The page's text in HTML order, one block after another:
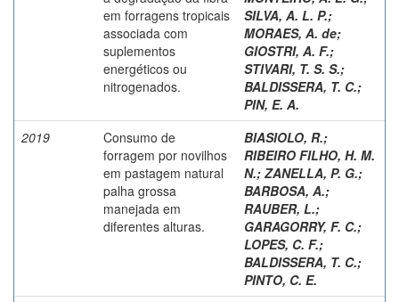
em forragens tropicais
associada com
suplementos
energéticos ou
nitrogenados.
SILVA, A. L. P.;
MORAES, A. de;
GIOSTRI, A. F.;
STIVARI, T. S. S.;
BALDISSERA, T. C.;
PIN, E. A.
2019
Consumo de
forragem por novilhos
em pastagem natural
palha grossa
manejada em
diferentes alturas.
BIASIOLO, R.;
RIBEIRO FILHO, H. M.
N.; ZANELLA, P. G.;
BARBOSA, A.;
RAUBER, L.;
GARAGORRY, F. C.;
LOPES, C. F.;
BALDISSERA, T. C.;
PINTO, C. E.